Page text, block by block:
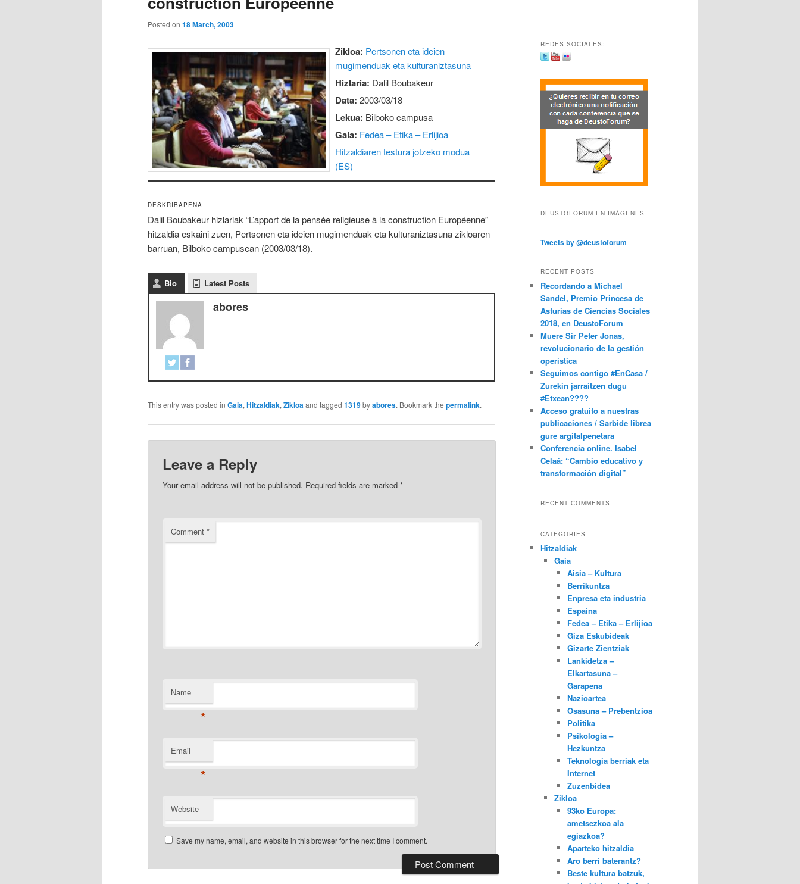
Posted on 18 March, 2003
Zikloa: Pertsonen eta ideien
mugimenduak eta kulturaniztasuna
Hizlaria: Dalil Boubakeur
Data: 2003/03/18
Lekua: Bilboko campusa
Gaia: Fedea – Etika – Erlijioa
Hitzaldiaren testura jotzeko modua
(ES)
DESKRIBAPENA
Dalil Boubakeur hizlariak “L’apport de la pensée religieuse à la construction Européenne”
hitzaldia eskaini zuen, Pertsonen eta ideien mugimenduak eta kulturaniztasuna zikloaren
barruan, Bilboko campusean (2003/03/18).
Bio Latest Posts
abores
This entry was posted in Gaia, Hitzaldiak, Zikloaand tagged 1319byabores. Bookmark the permalink.
Leave a Reply
Your email address will not be published. Required fields are marked*
Comment*
Name
*
Email
*
Website
Save my name, email, and website in this browser for the next time I comment.
REDES SOCIALES:
DEUSTOFORUM EN IMÁGENES
Tweets by @deustoforum
RECENT POSTS
Recordando a Michael
Sandel, Premio Princesa de
Asturias de Ciencias Sociales
2018, en DeustoForum
Muere Sir Peter Jonas,
revolucionario de la gestión
operística
Seguimos contigo #EnCasa /
Zurekin jarraitzen dugu
#Etxean????
Acceso gratuito a nuestras
publicaciones / Sarbide librea
gure argitalpenetara
Conferencia online. Isabel
Celaá: “Cambio educativo y
transformación digital”
RECENT COMMENTS
CATEGORIES
Hitzaldiak
Gaia
Aisia – Kultura
Berrikuntza
Enpresa eta industria
Espaina
Fedea – Etika – Erlijioa
Giza Eskubideak
Gizarte Zientziak
Lankidetza –
Elkartasuna –
Garapena
Nazioartea
Osasuna – Prebentzioa
Politika
Psikologia –
Hezkuntza
Teknologia berriak eta
Internet
Zuzenbidea
Zikloa
93ko Europa:
ametsezkoa ala
egiazkoa?
Aparteko hitzaldia
Aro berri baterantz?
Beste kultura batzuk,